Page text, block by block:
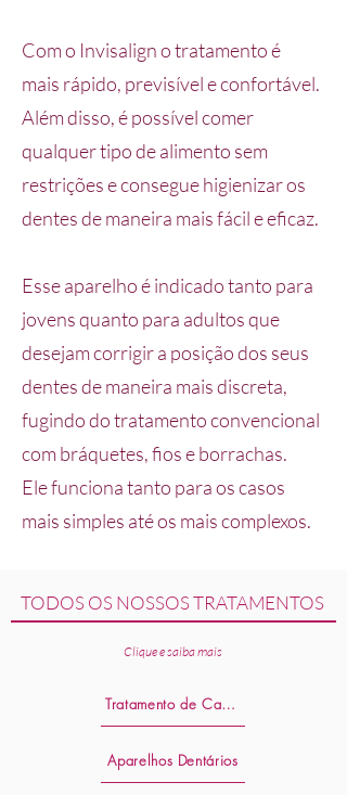
Com o Invisalign o tratamento é
mais rápido, previsível e confortável.
Além disso, é possível comer
qualquer tipo de alimento sem
restrições e consegue higienizar os
dentes de maneira mais fácil e eficaz.
Esse aparelho é indicado tanto para
jovens quanto para adultos que
desejam corrigir a posição dos seus
dentes de maneira mais discreta,
fugindo do tratamento convencional
com bráquetes, fios e borrachas.
Ele funciona tanto para os casos
mais simples até os mais complexos.
TODOS OS NOSSOS TRATAMENTOS
Clique e saiba mais
Tratamento de Canal
Aparelhos Dentários